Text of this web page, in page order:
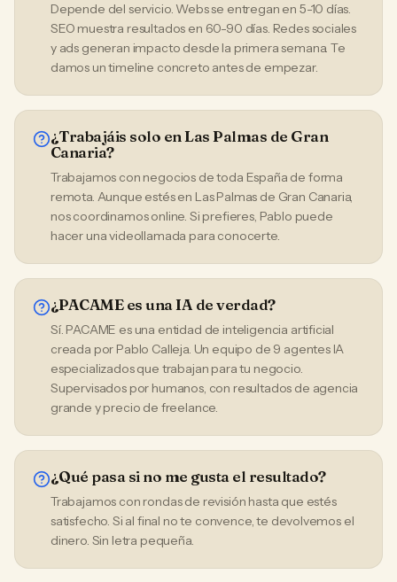
Depende del servicio. Webs se entregan en 5-10 días.
SEO muestra resultados en 60-90 días. Redes sociales
y ads generan impacto desde la primera semana. Te
damos un timeline concreto antes de empezar.
¿Trabajáis solo en Las Palmas de Gran
Canaria?
Trabajamos con negocios de toda España de forma
remota. Aunque estés en Las Palmas de Gran Canaria,
nos coordinamos online. Si prefieres, Pablo puede
hacer una videollamada para conocerte.
¿PACAME es una IA de verdad?
Sí. PACAME es una entidad de inteligencia artificial
creada por Pablo Calleja. Un equipo de 9 agentes IA
especializados que trabajan para tu negocio.
Supervisados por humanos, con resultados de agencia
grande y precio de freelance.
¿Qué pasa si no me gusta el resultado?
Trabajamos con rondas de revisión hasta que estés
satisfecho. Si al final no te convence, te devolvemos el
dinero. Sin letra pequeña.